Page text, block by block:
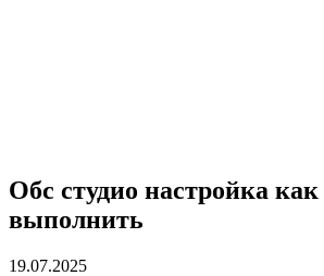
Обс студио настройка
выполнить
19.07.2025